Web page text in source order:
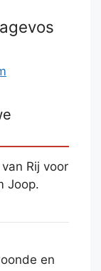
Rij voor
Joop.
en